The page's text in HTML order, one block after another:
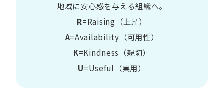
地域に​安心感を​与える​組織へ。
R=Raising（上昇）
A=Availability​（可用性）
K=Kindness​（親切）
U=Useful​（実用）​